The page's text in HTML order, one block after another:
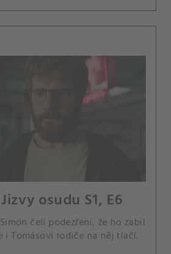
osudu S1, E6
čelí podezření, že ho zabil
i Tomásovi rodiče na něj tlačí.